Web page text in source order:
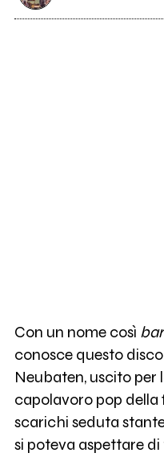
Con un nome così
conosce questo
Neubaten, uscito per
capolavoro pop
scarichi seduta
si poteva aspettare